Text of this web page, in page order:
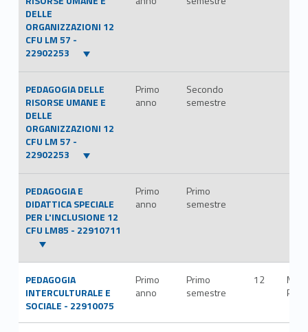
DELLE
ORGANIZZAZIONI 12
CFU LM 57 -
22902253
PEDAGOGIA DELLE
RISORSE UMANE E
DELLE
ORGANIZZAZIONI 12
CFU LM 57 -
22902253
Primo
anno
Secondo
semestre
PEDAGOGIA E
DIDATTICA SPECIALE
PER L'INCLUSIONE 12
CFU LM85 - 22910711
Primo
anno
Primo
semestre
PEDAGOGIA
INTERCULTURALE E
SOCIALE - 22910075
Primo
anno
Primo
semestre
12
M-